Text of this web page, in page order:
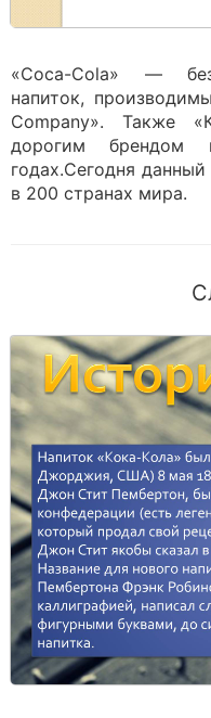
«Coca-Cola» —
напиток,
Company». Также
дорогим
годах.Сегодня
в 200 странах мира.